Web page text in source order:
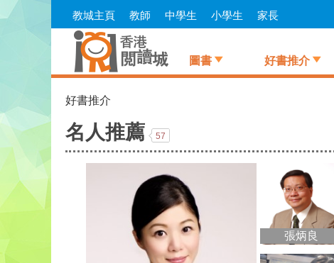
Skip
to
教城主頁 教師 中學生 小學生 家長
圖書 好書推介
好書推介
名人推薦 57
張炳良